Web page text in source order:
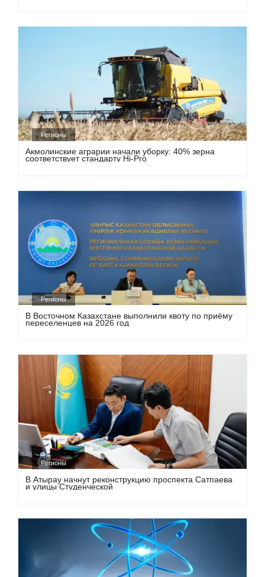
Регионы
Акмолинские аграрии начали уборку: 40% зерна
соответствует стандарту Hi-Pro
Регионы
В Восточном Казахстане выполнили квоту по приёму
переселенцев на 2026 год
Регионы
В Атырау начнут реконструкцию проспекта Сатпаева
и улицы Студенческой